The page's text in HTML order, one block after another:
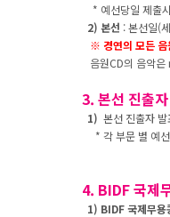
* 예선당일 제출
2) 본선 : 본선일(
※ 경연의 모든 음
음원CD의 음악
3. 본선 진출
1) 본선 진출자
* 각 부문 별 예선
4. BIDF 국제
1) BIDF 국제무용